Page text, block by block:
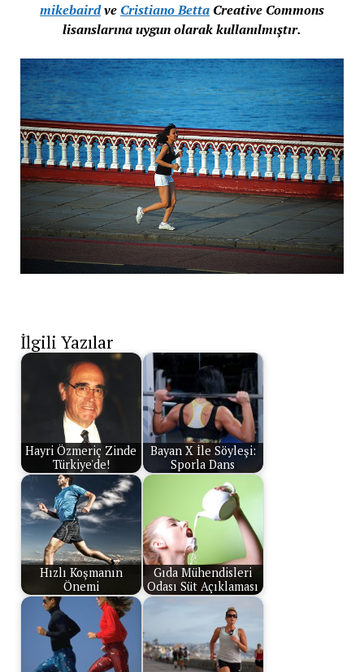
mikebairdve Cristiano Betta Creative Commons
lisanslarına uygun olarak kullanılmıştır.
İlgili Yazılar
Hayri Özmeriç Zinde
Türkiye'de!
Bayan X İle Söyleşi:
Sporla Dans
Hızlı Koşmanın
Önemi
Gıda Mühendisleri
Odası Süt Açıklaması